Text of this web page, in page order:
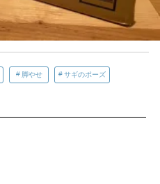
脚やせ サギのポーズ